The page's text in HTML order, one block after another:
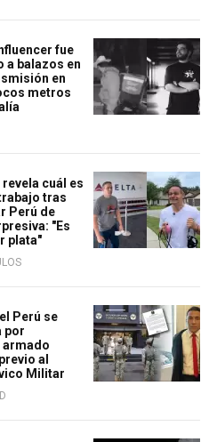
fue
a balazos en
en
metros
cuál es
tras
Perú de
"Es
plata"
Perú se
por
armado
al
Militar